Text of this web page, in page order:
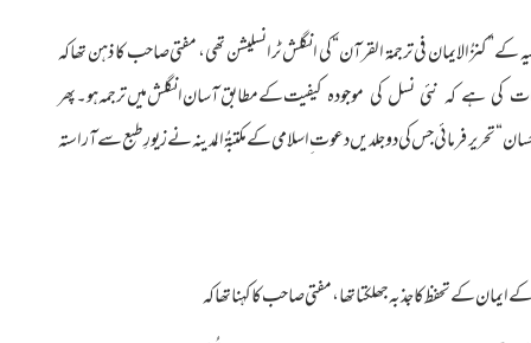
کے ”کنزُالایمان فی ترجمۃ القرآن“ کی انگلش ٹرانسلیشن تھی، مفتی صاحب کا ذہن تھا کہ
ہے کہ نئی نسل کی موجودہ کیفیتکے مطابق آسان انگلش میں ترجمہ ہو۔ پھر
تحریر فرمائی جس کی دو جلدیں دعوت ِاسلامی کے مکتبۃُ المدینہ نے زیورِ طبع سے آراستہ
کے تحفظ کا جذبہ جھلکتا تھا،مفتی صاحب کا کہنا تھا کہ